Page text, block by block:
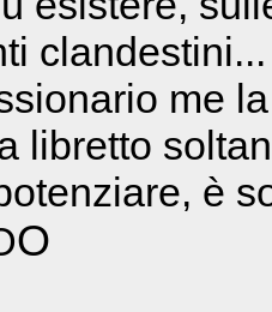
me
libretto
è
O